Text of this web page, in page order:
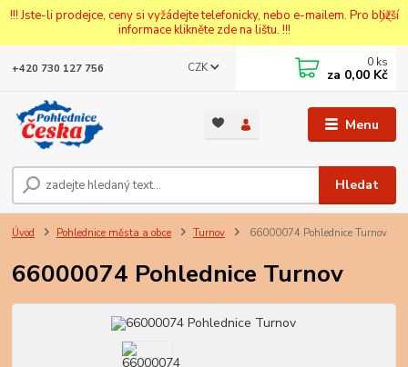
!!! Jste-li prodejce, ceny si vyžádejte telefonicky, nebo e-mailem. Pro bližší
informace klikněte zde na lištu. !!!
Menu
CZK
Hledat
+420 730 127 756 0 ks
za 0,00 Kč
Úvod Pohlednice města a obce Turnov 66000074 Pohlednice Turnov
66000074 Pohlednice Turnov